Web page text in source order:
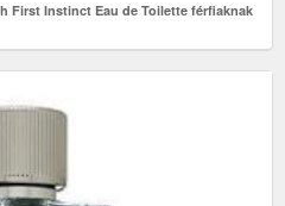
First Instinct Eau de Toilette férfiaknak